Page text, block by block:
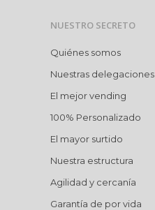
NUESTRO SECRETO
Quiénes somos
Nuestras delegaciones
El mejor vending
100% Personalizado
El mayor surtido
Nuestra estructura
Agilidad y cercanía
Garantía de por vida